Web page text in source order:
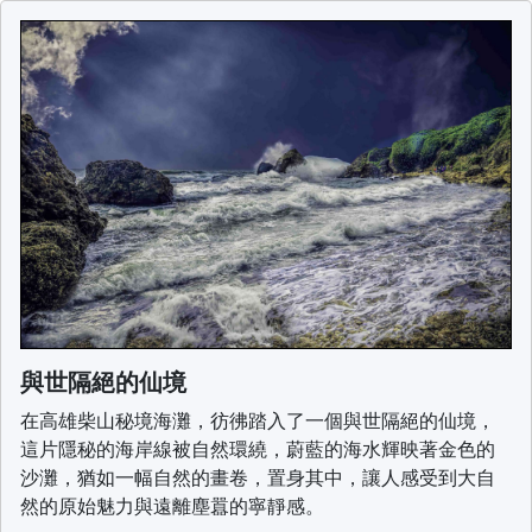
與世隔絕的仙境
在高雄柴山秘境海灘，彷彿踏入了一個與世隔絕的仙境，
這片隱秘的海岸線被自然環繞，蔚藍的海水輝映著金色的
沙灘，猶如一幅自然的畫卷，置身其中，讓人感受到大自
然的原始魅力與遠離塵囂的寧靜感。